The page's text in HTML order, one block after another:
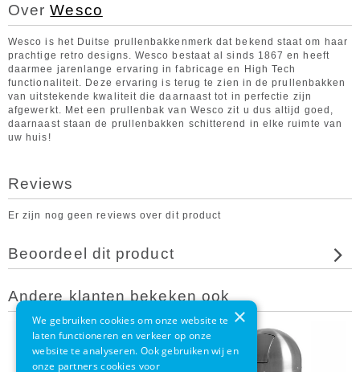
OverWesco
Wesco is het Duitse prullenbakkenmerk dat bekend staat om haar
prachtige retro designs. Wesco bestaat al sinds 1867 en heeft
daarmee jarenlange ervaring in fabricage en High Tech
functionaliteit. Deze ervaring is terug te zien in de prullenbakken
van uitstekende kwaliteit die daarnaast tot in perfectie zijn
afgewerkt. Met een prullenbak van Wesco zit u dus altijd goed,
daarnaast staan de prullenbakken schitterend in elke ruimte van
uw huis!
Reviews
Er zijn nog geen reviews over dit product
Beoordeel dit product
Andere klanten bekeken ook
×
We gebruiken cookies om onze website te
laten functioneren en verkeer op onze
website te analyseren. Ook gebruiken wij en
onze partners cookies voor